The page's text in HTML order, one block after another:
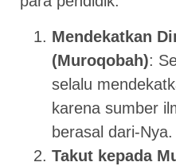
Mendekatkan
(Muroqobah):
selalu
karena sumber
berasal dari-Nya.
Takut kepada